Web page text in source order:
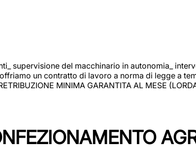
supervisione del macchinario in autonomia_
un contratto di lavoro a norma di legge a
MINIMA GARANTITA AL MESE